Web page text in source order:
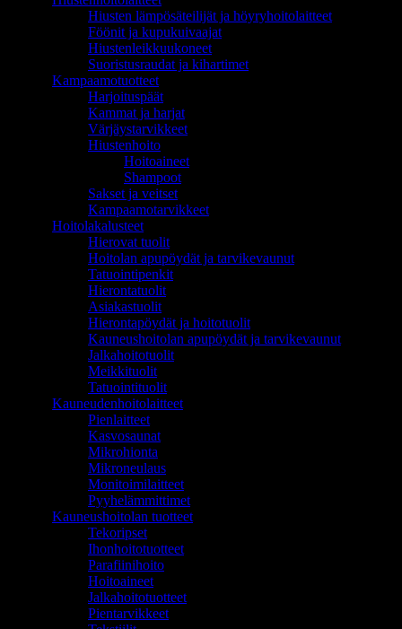
Hiusten lämpösäteilijät ja höyryhoitolaitteet
Föönit ja kupukuivaajat
Hiustenleikkuukoneet
Suoristusraudat ja kihartimet
Kampaamotuotteet
Harjoituspäät
Kammat ja harjat
Värjäystarvikkeet
Hiustenhoito
Hoitoaineet
Shampoot
Sakset ja veitset
Kampaamotarvikkeet
Hoitolakalusteet
Hierovat tuolit
Hoitolan apupöydät ja tarvikevaunut
Tatuointipenkit
Hierontatuolit
Asiakastuolit
Hierontapöydät ja hoitotuolit
Kauneushoitolan apupöydät ja tarvikevaunut
Jalkahoitotuolit
Meikkituolit
Tatuointituolit
Kauneudenhoitolaitteet
Pienlaitteet
Kasvosaunat
Mikrohionta
Mikroneulaus
Monitoimilaitteet
Pyyhelämmittimet
Kauneushoitolan tuotteet
Tekoripset
Ihonhoitotuotteet
Parafiinihoito
Hoitoaineet
Jalkahoitotuotteet
Pientarvikkeet